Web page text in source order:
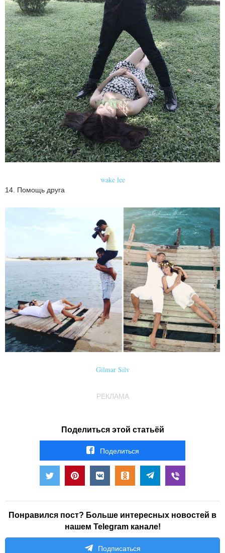
wake lee
14. Помощь друга
Gilmar Silv
РЕКЛАМА
Поделиться этой статьёй
Поделиться
Понравился пост? Больше интересных новостей в
нашем Telegram канале!
Подписаться